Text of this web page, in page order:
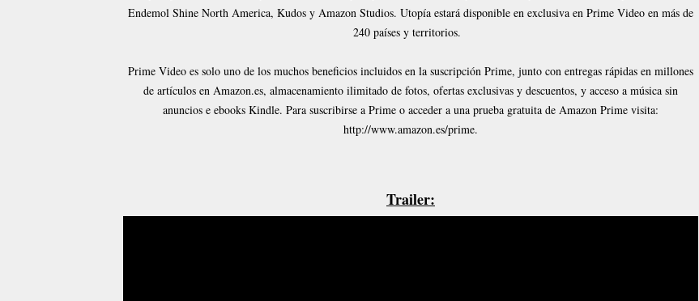
Endemol Shine North America, Kudos y Amazon Studios. Utopía estará disponible en exclusiva en Prime Video en más de
240 países y territorios.
Prime Video es solo uno de los muchos beneficios incluidos en la suscripción Prime, junto con entregas rápidas en millones
de artículos en Amazon.es, almacenamiento ilimitado de fotos, ofertas exclusivas y descuentos, y acceso a música sin
anuncios e ebooks Kindle. Para suscribirse a Prime o acceder a una prueba gratuita de Amazon Prime visita:
http://www.amazon.es/prime.
Trailer: